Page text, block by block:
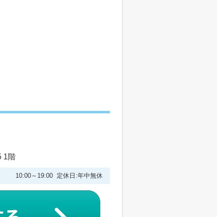
1階
10:00～19:00 定休日:年中無休